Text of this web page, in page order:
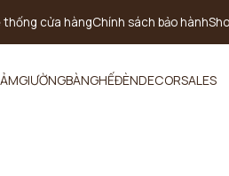
thống cửa hàngChính sách bảo hành
GIƯỜNGBÀNGHẾĐÈNDECORSALES